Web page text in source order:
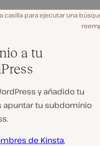
casilla para ejecutar una
a tu
y añadido tu
apuntar tu subdominio
de Kinsta,